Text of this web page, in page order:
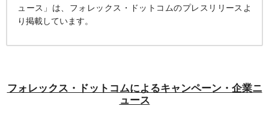
ュース」は、フォレックス・ドットコムのプレスリリースよ
り掲載しています。
フォレックス・ドットコムによるキャンペーン・企業ニ
ュース